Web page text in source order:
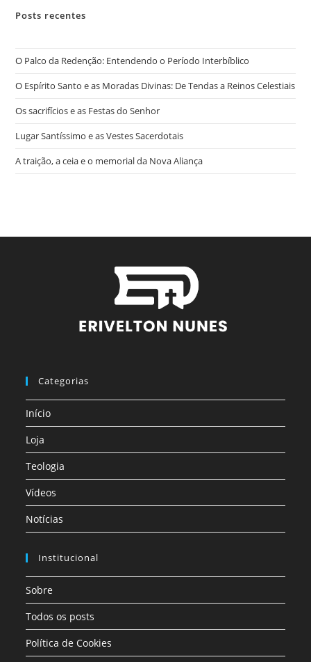
Posts recentes
O Palco da Redenção: Entendendo o Período Interbíblico
O Espírito Santo e as Moradas Divinas: De Tendas a Reinos Celestiais
Os sacrifícios e as Festas do Senhor
Lugar Santíssimo e as Vestes Sacerdotais
A traição, a ceia e o memorial da Nova Aliança
Categorias
Início
Loja
Teologia
Vídeos
Notícias
Institucional
Sobre
Todos os posts
Política de Cookies